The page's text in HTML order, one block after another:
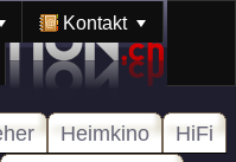
Kontakt
Heimkino
HiFi